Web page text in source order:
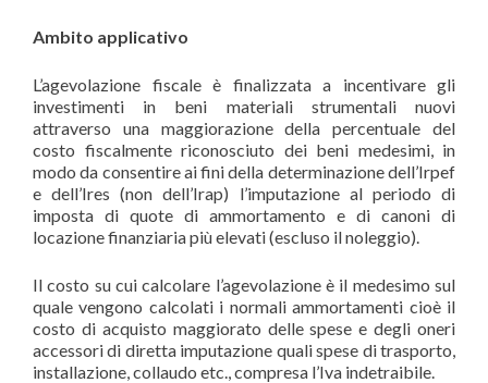
Ambito applicativo
L’agevolazione fiscale è finalizzata a incentivare gli
investimenti in beni materiali strumentali nuovi
attraverso una maggiorazione della percentuale del
costo fiscalmente riconosciuto dei beni medesimi, in
modo da consentire ai fini della determinazione dell’Irpef
e dell’Ires (non dell’Irap) l’imputazione al periodo di
imposta di quote di ammortamento e di canoni di
locazione finanziaria più elevati (escluso il noleggio).
Il costo su cui calcolare l’agevolazione è il medesimo sul
quale vengono calcolati i normali ammortamenti cioè il
costo di acquisto maggiorato delle spese e degli oneri
accessori di diretta imputazione quali spese di trasporto,
installazione, collaudo etc., compresa l’Iva indetraibile.